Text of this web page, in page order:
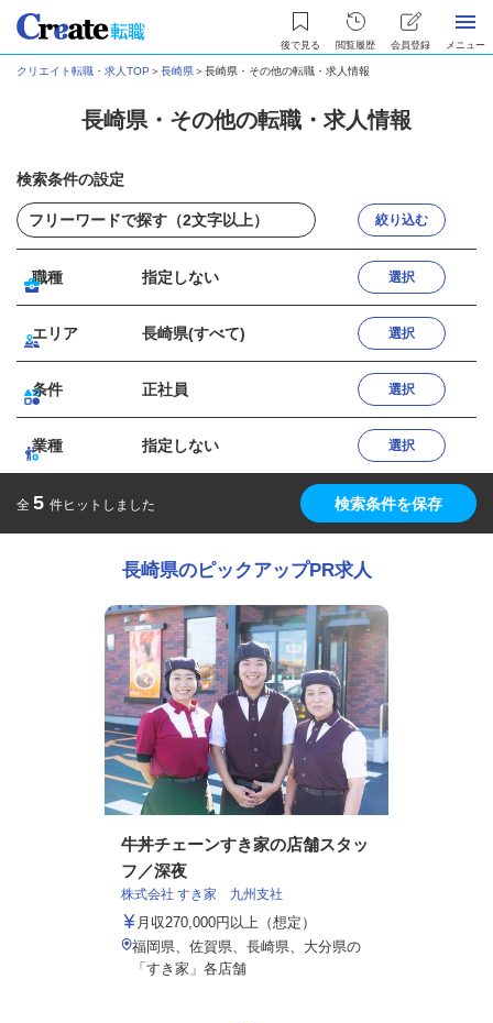
後で見る 閲覧履歴 会員登録 メニュー
クリエイト転職・求人TOP ＞長崎県＞長崎県・その他の転職・求人情報
長崎県・その他の転職・求人情報
検索条件の設定
絞り込む
職種 指定しない 選択
エリア 長崎県(すべて) 選択
条件 正社員 選択
業種 指定しない 選択
全 5 件ヒットしました 検索条件を保存
長崎県のピックアップPR求人
牛丼チェーンすき家の店舗スタッ
フ／深夜
株式会社 すき家 九州支社
月収270,000円以上（想定）
福岡県、佐賀県、長崎県、大分県の
「すき家」各店舗